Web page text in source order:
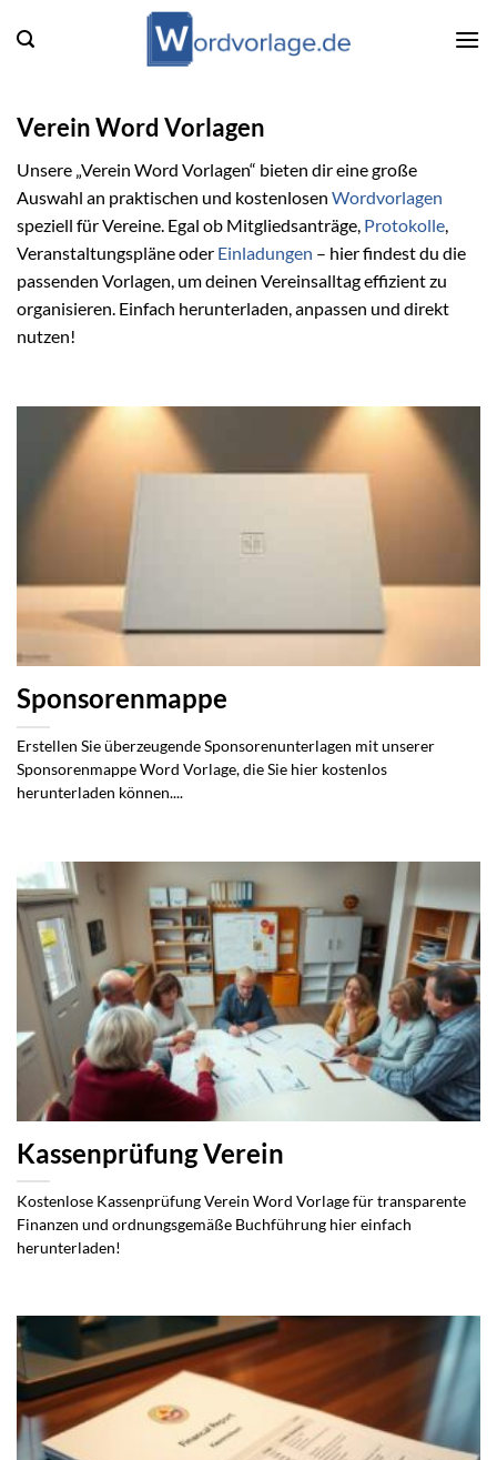
Inhalt
Verein Word Vorlagen
Unsere „Verein Word Vorlagen“ bieten dir eine große
Auswahl an praktischen und kostenlosen Wordvorlagen
speziell für Vereine. Egal ob Mitgliedsanträge, Protokolle,
Veranstaltungspläne oder Einladungen – hier findest du die
passenden Vorlagen, um deinen Vereinsalltag effizient zu
organisieren. Einfach herunterladen, anpassen und direkt
nutzen!
Sponsorenmappe
Erstellen Sie überzeugende Sponsorenunterlagen mit unserer
Sponsorenmappe Word Vorlage, die Sie hier kostenlos
herunterladen können....
Kassenprüfung Verein
Kostenlose Kassenprüfung Verein Word Vorlage für transparente
Finanzen und ordnungsgemäße Buchführung hier einfach
herunterladen!